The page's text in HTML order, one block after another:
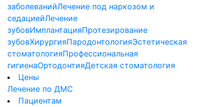
заболеванийЛечение под наркозом и
седациейЛечение
зубовИмплантацияПротезирование
зубовХирургияПародонтологияЭстетическая
стоматологияПрофессиональная
гигиенаОртодонтияДетская стоматология
Цены
Лечение по ДМС
Пациентам